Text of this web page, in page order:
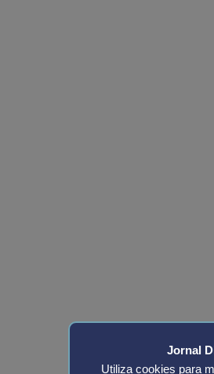
Jornal
Utiliza cookies para